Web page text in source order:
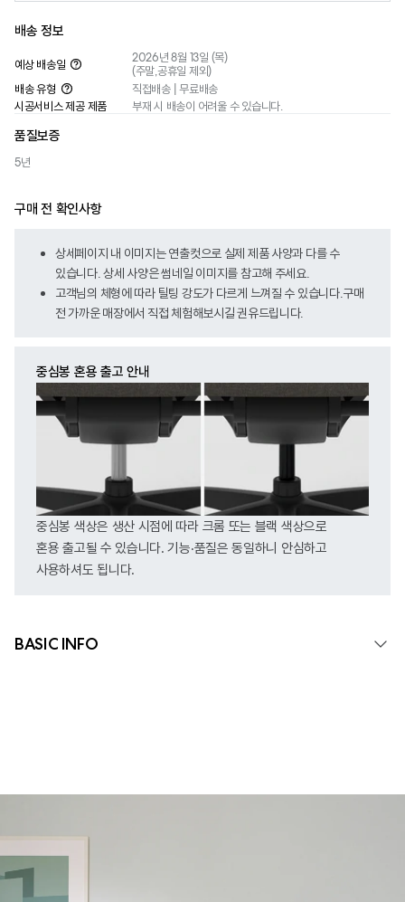
배송 정보
예상 배송일
2026년 8월 13일 (목)
(주말,공휴일 제외)
배송 유형
직접배송 | 무료배송
시공서비스 제공 제품
부재 시 배송이 어려울 수 있습니다.
품질보증
5년
구매 전 확인사항
상세페이지 내 이미지는 연출컷으로 실제 제품 사양과 다를 수
있습니다. 상세 사양은 썸네일 이미지를 참고해 주세요.
고객님의 체형에 따라 틸팅 강도가 다르게 느껴질 수 있습니다.구매
전 가까운 매장에서 직접 체험해보시길 권유드립니다.
중심봉 혼용 출고 안내
중심봉 색상은 생산 시점에 따라 크롬 또는 블랙 색상으로
혼용 출고될 수 있습니다. 기능·품질은 동일하니 안심하고
사용하셔도 됩니다.
BASIC INFO